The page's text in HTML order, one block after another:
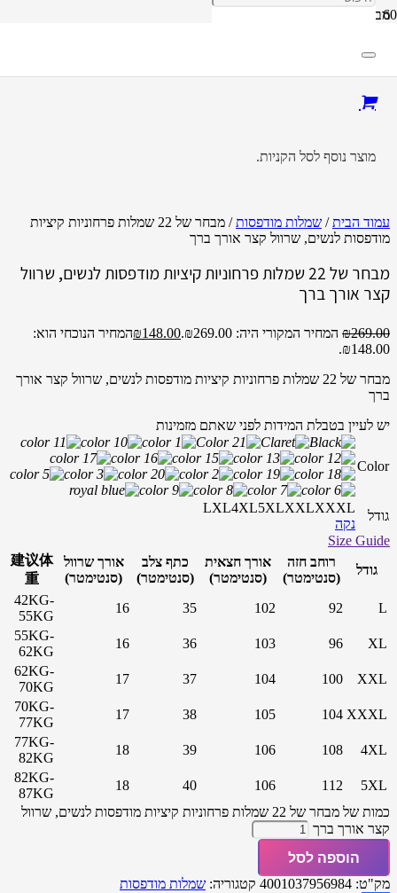
מוצר נוסף לסל הקניות.
מבצע!
עמוד הבית/ שמלות מודפסות
/ מבחר של 22 שמלות פרחוניות קיציות
מודפסות לנשים, שרוול קצר אורך ברך
מבחר של 22 שמלות פרחוניות קיציות מודפסות לנשים, שרוול
קצר אורך ברך
₪269.00 המחיר המקורי היה: ₪269.00. ₪148.00
המחיר הנוכחי הוא:
₪148.00.
מבחר של 22 שמלות פרחוניות קיציות מודפסות לנשים, שרוול קצר אורך
ברך
יש לעיין בטבלת המידות לפני שאתם מזמינות
Color
גודל
LXL4XL5XLXXLXXXL
נקה
Size Guide
גודל
רוחב חזה
(סנטימטר)
אורך חצאית
(סנטימטר)
כתף צלב
(סנטימטר)
אורך שרוול
(סנטימטר)
建议体
重
L
92
102
35
16
42KG-
55KG
XL
96
103
36
16
55KG-
62KG
XXL
100
104
37
17
62KG-
70KG
XXXL
104
105
38
17
70KG-
77KG
4XL
108
106
39
18
77KG-
82KG
5XL
112
106
40
18
82KG-
87KG
כמות של מבחר של 22 שמלות פרחוניות קיציות מודפסות לנשים, שרוול
קצר אורך ברך
הוספה לסל
מק"ט: 4001037956984 קטגוריה: שמלות מודפסות